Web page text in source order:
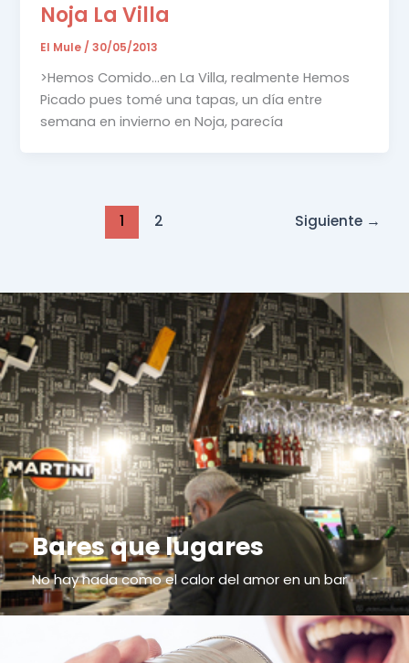
Noja La Villa
El Mule /30/05/2013
>Hemos Comido…en La Villa, realmente Hemos
Picado pues tomé una tapas, un día entre
semana en invierno en Noja, parecía
1 2 Siguiente →
Bares que lugares
No hay nada como el calor del amor en un bar